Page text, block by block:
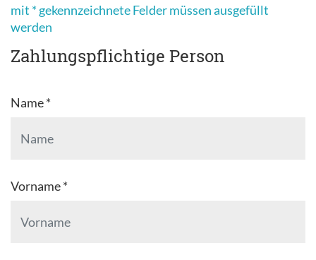
mit * gekennzeichnete Felder müssen ausgefüllt
werden
Zahlungspflichtige Person
Name *
Vorname *